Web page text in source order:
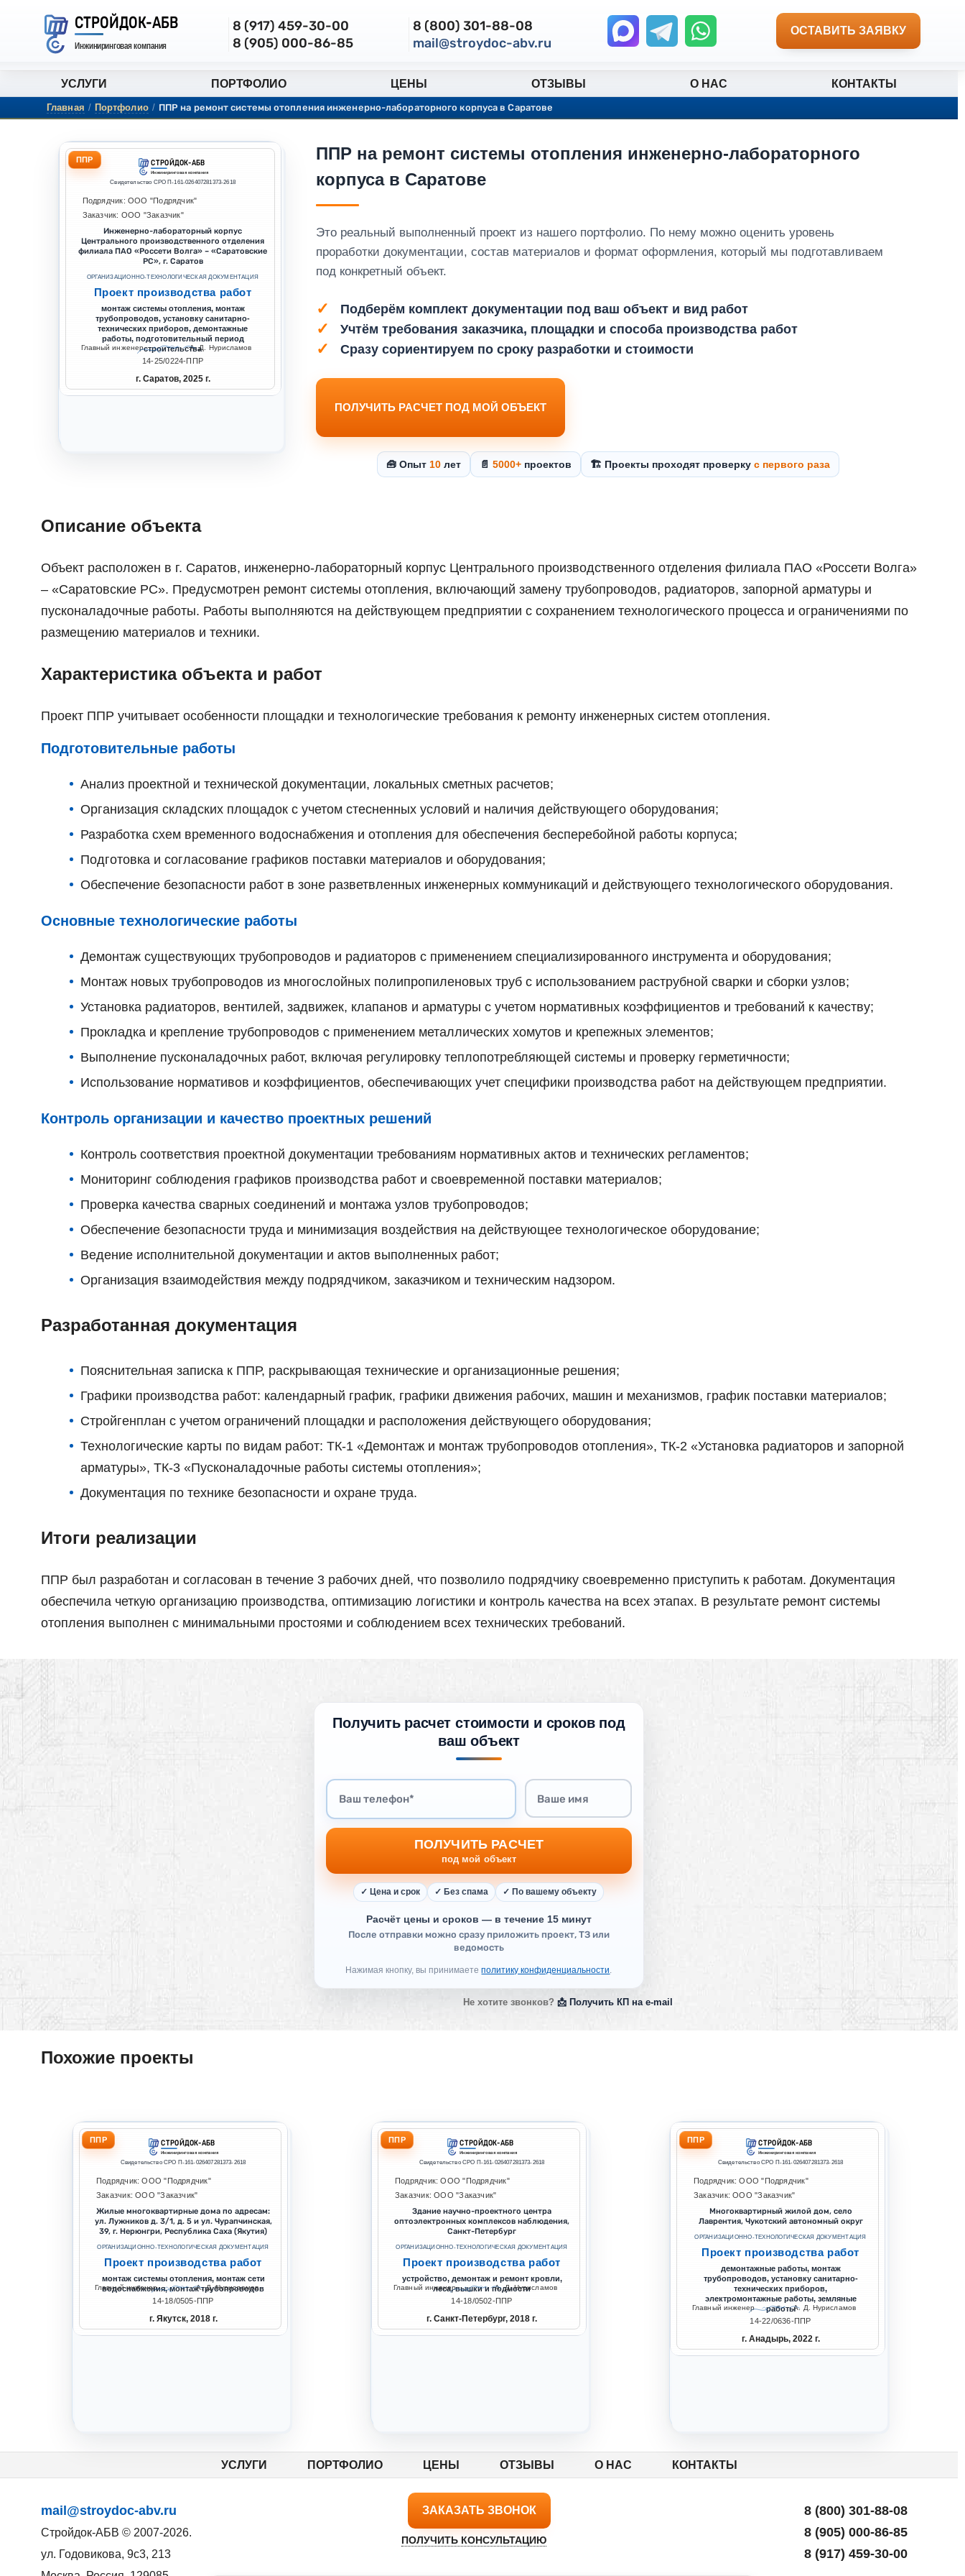
СТРОЙДОК-АБВ
Инжиниринговая компания
8 (917) 459-30-00
8 (905) 000-86-85
8 (800) 301-88-08
mail@stroydoc-abv.ru
ОСТАВИТЬ ЗАЯВКУ
УСЛУГИ ПОРТФОЛИО ЦЕНЫ ОТЗЫВЫ О НАС КОНТАКТЫ
Главная / Портфолио / ППР на ремонт системы отопления инженерно-лабораторного корпуса в Саратове
СТРОЙДОК-АБВ
Инжиниринговая компания
Свидетельство СРО П-161-026407281373-2618
Подрядчик: ООО "Подрядчик"
Заказчик: ООО "Заказчик"
Инженерно-лабораторный корпус
Центрального производственного отделения
филиала ПАО «Россети Волга» – «Саратовские
РС», г. Саратов
ППР
ОРГАНИЗАЦИОННО-ТЕХНОЛОГИЧЕСКАЯ ДОКУМЕНТАЦИЯ
Проект производства работ
монтаж системы отопления, монтаж
трубопроводов, установку санитарно-
технических приборов, демонтажные
работы, подготовительный период
строительства
14-25/0224-ППР
Главный инженер А. Д. Нурисламов
г. Саратов, 2025 г.
ППР на ремонт системы отопления инженерно-лабораторного
корпуса в Саратове
Это реальный выполненный проект из нашего портфолио. По нему можно оценить уровень
проработки документации, состав материалов и формат оформления, который мы подготавливаем
под конкретный объект.
Подберём комплект документации под ваш объект и вид работ
Учтём требования заказчика, площадки и способа производства работ
Сразу сориентируем по сроку разработки и стоимости
ПОЛУЧИТЬ РАСЧЕТ ПОД МОЙ ОБЪЕКТ
🧰 Опыт 10лет 📄 5000+проектов 🏗️ Проекты проходят проверку с первого раза
Описание объекта
Объект расположен в г. Саратов, инженерно-лабораторный корпус Центрального производственного отделения филиала ПАО «Россети Волга»
– «Саратовские РС». Предусмотрен ремонт системы отопления, включающий замену трубопроводов, радиаторов, запорной арматуры и
пусконаладочные работы. Работы выполняются на действующем предприятии с сохранением технологического процесса и ограничениями по
размещению материалов и техники.
Характеристика объекта и работ
Проект ППР учитывает особенности площадки и технологические требования к ремонту инженерных систем отопления.
Подготовительные работы
Анализ проектной и технической документации, локальных сметных расчетов;
Организация складских площадок с учетом стесненных условий и наличия действующего оборудования;
Разработка схем временного водоснабжения и отопления для обеспечения бесперебойной работы корпуса;
Подготовка и согласование графиков поставки материалов и оборудования;
Обеспечение безопасности работ в зоне разветвленных инженерных коммуникаций и действующего технологического оборудования.
Основные технологические работы
Демонтаж существующих трубопроводов и радиаторов с применением специализированного инструмента и оборудования;
Монтаж новых трубопроводов из многослойных полипропиленовых труб с использованием раструбной сварки и сборки узлов;
Установка радиаторов, вентилей, задвижек, клапанов и арматуры с учетом нормативных коэффициентов и требований к качеству;
Прокладка и крепление трубопроводов с применением металлических хомутов и крепежных элементов;
Выполнение пусконаладочных работ, включая регулировку теплопотребляющей системы и проверку герметичности;
Использование нормативов и коэффициентов, обеспечивающих учет специфики производства работ на действующем предприятии.
Контроль организации и качество проектных решений
Контроль соответствия проектной документации требованиям нормативных актов и технических регламентов;
Мониторинг соблюдения графиков производства работ и своевременной поставки материалов;
Проверка качества сварных соединений и монтажа узлов трубопроводов;
Обеспечение безопасности труда и минимизация воздействия на действующее технологическое оборудование;
Ведение исполнительной документации и актов выполненных работ;
Организация взаимодействия между подрядчиком, заказчиком и техническим надзором.
Разработанная документация
Пояснительная записка к ППР, раскрывающая технические и организационные решения;
Графики производства работ: календарный график, графики движения рабочих, машин и механизмов, график поставки материалов;
Стройгенплан с учетом ограничений площадки и расположения действующего оборудования;
Технологические карты по видам работ: ТК-1 «Демонтаж и монтаж трубопроводов отопления», ТК-2 «Установка радиаторов и запорной
арматуры», ТК-3 «Пусконаладочные работы системы отопления»;
Документация по технике безопасности и охране труда.
Итоги реализации
ППР был разработан и согласован в течение 3 рабочих дней, что позволило подрядчику своевременно приступить к работам. Документация
обеспечила четкую организацию производства, оптимизацию логистики и контроль качества на всех этапах. В результате ремонт системы
отопления выполнен с минимальными простоями и соблюдением всех технических требований.
Получить расчет стоимости и сроков под
ваш объект
ПОЛУЧИТЬ РАСЧЕТ
под мой объект
✓ Цена и срок ✓ Без спама ✓ По вашему объекту
Расчёт цены и сроков — в течение 15 минут
После отправки можно сразу приложить проект, ТЗ или
ведомость
Нажимая кнопку, вы принимаетеполитику конфиденциальности.
Не хотите звонков? 📩 Получить КП на e-mail
Похожие проекты
СТРОЙДОК-АБВ
Инжиниринговая компания
Свидетельство СРО П-161-026407281373-2618
Подрядчик: ООО "Подрядчик"
Заказчик: ООО "Заказчик"
Жилые многоквартирные дома по адресам:
ул. Лужников д. 3/1, д. 5 и ул. Чурапчинская,
39, г. Нерюнгри, Республика Саха (Якутия)
ППР
ОРГАНИЗАЦИОННО-ТЕХНОЛОГИЧЕСКАЯ ДОКУМЕНТАЦИЯ
Проект производства работ
монтаж системы отопления, монтаж сети
водоснабжения, монтаж трубопроводов
14-18/0505-ППР
Главный инженер А. Д. Нурисламов
г. Якутск, 2018 г.
СТРОЙДОК-АБВ
Инжиниринговая компания
Свидетельство СРО П-161-026407281373-2618
Подрядчик: ООО "Подрядчик"
Заказчик: ООО "Заказчик"
Здание научно-проектного центра
оптоэлектронных комплексов наблюдения,
Санкт-Петербург
ППР
ОРГАНИЗАЦИОННО-ТЕХНОЛОГИЧЕСКАЯ ДОКУМЕНТАЦИЯ
Проект производства работ
устройство, демонтаж и ремонт кровли,
леса, вышки и подмости
14-18/0502-ППР
Главный инженер А. Д. Нурисламов
г. Санкт-Петербург, 2018 г.
СТРОЙДОК-АБВ
Инжиниринговая компания
Свидетельство СРО П-161-026407281373-2618
Подрядчик: ООО "Подрядчик"
Заказчик: ООО "Заказчик"
Многоквартирный жилой дом, село
Лаврентия, Чукотский автономный округ
ППР
ОРГАНИЗАЦИОННО-ТЕХНОЛОГИЧЕСКАЯ ДОКУМЕНТАЦИЯ
Проект производства работ
демонтажные работы, монтаж
трубопроводов, установку санитарно-
технических приборов,
электромонтажные работы, земляные
работы
14-22/0636-ППР
Главный инженер А. Д. Нурисламов
г. Анадырь, 2022 г.
УСЛУГИ ПОРТФОЛИО ЦЕНЫ ОТЗЫВЫ О НАС КОНТАКТЫ
mail@stroydoc-abv.ru
Стройдок-АБВ © 2007-2026.
ул. Годовикова, 9с3, 213
ЗАКАЗАТЬ ЗВОНОК
ПОЛУЧИТЬ КОНСУЛЬТАЦИЮ
8 (800) 301-88-08
8 (905) 000-86-85
8 (917) 459-30-00